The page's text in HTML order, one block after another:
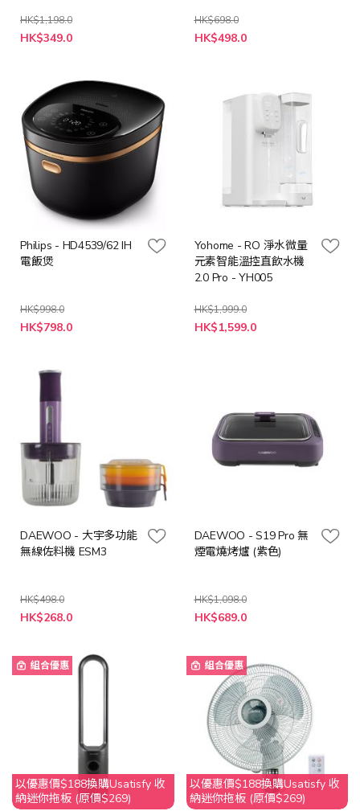
HK$1,198.0
特
殊
HK$349.0
HK$698.0
特
殊
HK$498.0
Philips - HD4539/62 IH
電飯煲
HK$998.0
特
殊
HK$798.0
Yohome - RO 淨水微量
元素智能溫控直飲水機
2.0 Pro - YH005
HK$1,999.0
特
殊
HK$1,599.0
DAEWOO - 大宇多功能
無線佐料機 ESM3
HK$498.0
特
殊
HK$268.0
DAEWOO - S19 Pro 無
煙電燒烤爐 (紫色)
HK$1,098.0
特
殊
HK$689.0
組合優惠
以優惠價$188換購Usatisfy 收
納迷你拖板 (原價$269)
組合優惠
以優惠價$188換購Usatisfy 收
納迷你拖板 (原價$269)